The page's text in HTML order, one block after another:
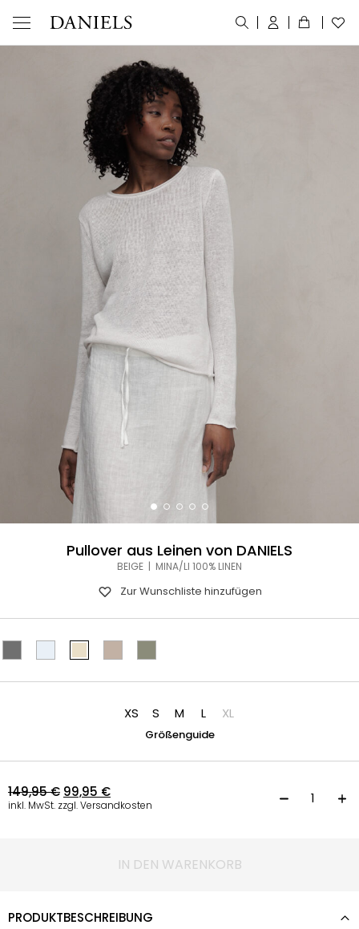
Pullover aus Leinen von DANIELS
BEIGE | MINA/LI 100% LINEN
Zur Wunschliste hinzufügen
XS S M L XL
Größenguide
149,95€ 99,95 €
inkl. MwSt. zzgl. Versandkosten
IN DEN WARENKORB
PRODUKTBESCHREIBUNG